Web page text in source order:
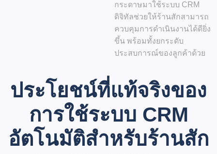
กระดาษมาใช้ระบบ CRM
ดิจิทัลช่วยให้ร้านสักสามารถ
ควบคุมการดำเนินงานได้ดียิ่ง
ขึ้น พร้อมทั้งยกระดับ
ประสบการณ์ของลูกค้าด้วย
ประโยชน์ที่แท้จริงของ
การใช้ระบบ CRM
อัตโนมัติสำหรับร้านสัก